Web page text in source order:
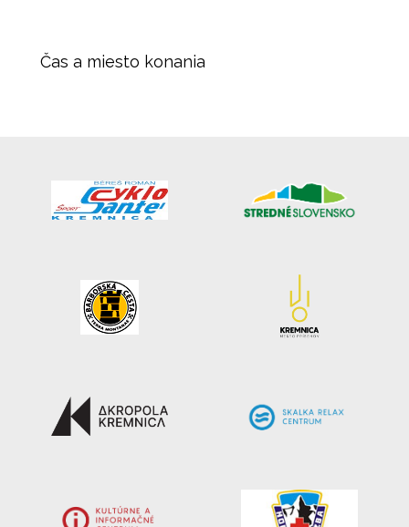
Čas a miesto konania